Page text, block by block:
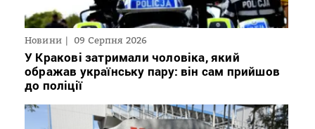
Новини 09 Серпня 2026
У Кракові затримали чоловіка, який
ображав українську пару: він сам прийшов
до поліції